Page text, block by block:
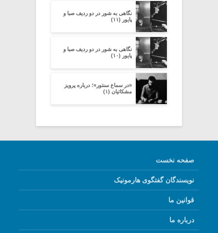
نگاهی به شور در دو ردیف صبا و
پایور (۱۱)
نگاهی به شور در دو ردیف صبا و
پایور (۱۰)
«در سماع سنتور»؛ درباره پرویز
مشکاتیان (۱)
صفحه نخست
نویسندگان گفتگوی هارمونیک
قوانین ما
درباره ما